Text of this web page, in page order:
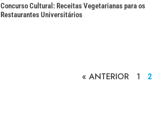
Concurso Cultural: Receitas Vegetarianas para os
Restaurantes Universitários
« ANTERIOR 1 2